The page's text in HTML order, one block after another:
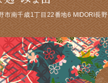
市南千歳1丁目22番地6 MIDORI長野